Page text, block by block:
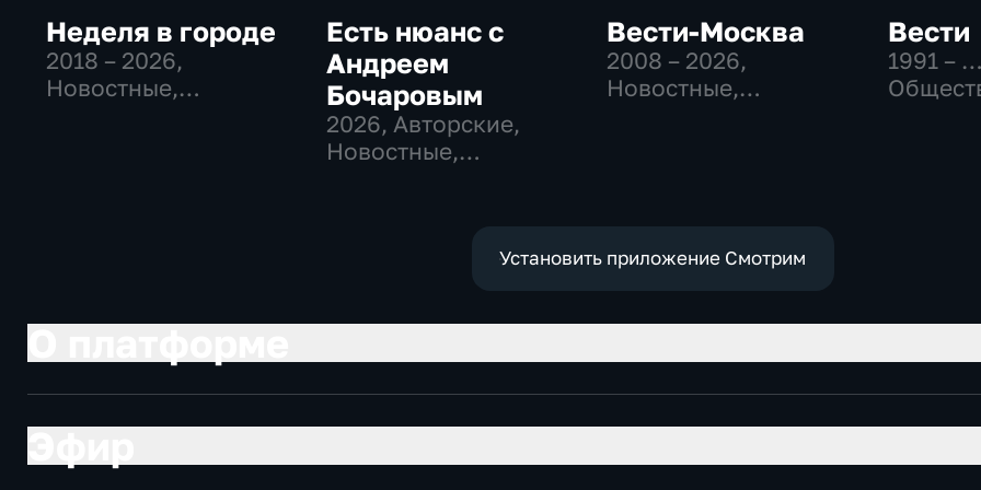
Неделя в городе
2018 – 2026,
Новостные,
Есть нюанс с
Андреем
Бочаровым
2026, Авторские,
Новостные,
Вести-Москва
2008 – 2026,
Новостные,
Вести
1991 – …
Установить приложение Смотрим